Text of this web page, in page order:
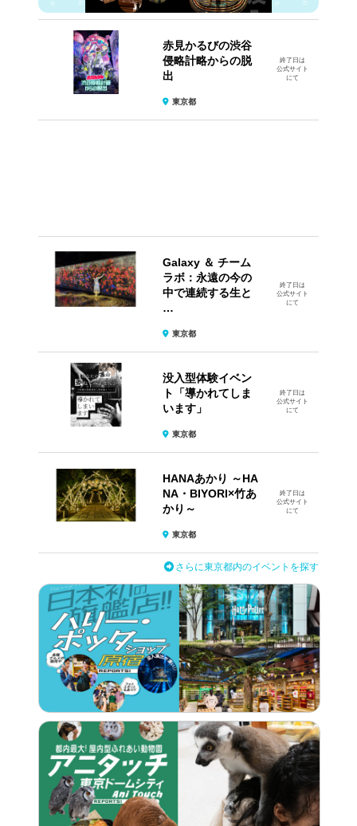
赤見かるびの渋谷
侵略計略からの脱
出
東京都
終了日は
公式サイト
にて
Galaxy ＆ チーム
ラボ：永遠の今の
中で連続する生と
…
東京都
終了日は
公式サイト
にて
没入型体験イベン
ト​「導かれてしま
います」
東京都
終了日は
公式サイト
にて
HANAあかり ～HA
NA・BIYORI×竹あ
かり～
東京都
終了日は
公式サイト
にて
さらに東京都内のイベントを探す